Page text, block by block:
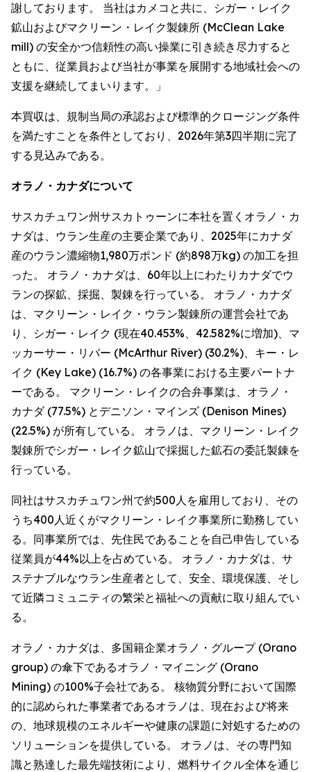
謝しております。 当社はカメコと共に、シガー・レイク
鉱山およびマクリーン・レイク製錬所 (McClean Lake
mill) の安全かつ信頼性の高い操業に引き続き尽力すると
ともに、従業員および当社が事業を展開する地域社会への
支援を継続してまいります。」
本買収は、規制当局の承認および標準的クロージング条件
を満たすことを条件としており、2026年第3四半期に完了
する見込みである。
オラノ・カナダについて
サスカチュワン州サスカトゥーンに本社を置くオラノ・カ
ナダは、ウラン生産の主要企業であり、2025年にカナダ
産のウラン濃縮物1,980万ポンド (約898万kg) の加工を担
った。 オラノ・カナダは、60年以上にわたりカナダでウ
ランの探鉱、採掘、製錬を行っている。 オラノ・カナダ
は、マクリーン・レイク・ウラン製錬所の運営会社であ
り、シガー・レイク (現在40.453%、42.582%に増加)、マ
ッカーサー・リバー (McArthur River) (30.2%)、キー・レ
イク (Key Lake) (16.7%) の各事業における主要パートナ
ーである。 マクリーン・レイクの合弁事業は、オラノ・
カナダ (77.5%) とデニソン・マインズ (Denison Mines)
(22.5%) が所有している。 オラノは、マクリーン・レイク
製錬所でシガー・レイク鉱山で採掘した鉱石の委託製錬を
行っている。
同社はサスカチュワン州で約500人を雇用しており、その
うち400人近くがマクリーン・レイク事業所に勤務してい
る。同事業所では、先住民であることを自己申告している
従業員が44%以上を占めている。 オラノ・カナダは、サ
ステナブルなウラン生産者として、安全、環境保護、そし
て近隣コミュニティの繁栄と福祉への貢献に取り組んでい
る。
オラノ・カナダは、多国籍企業オラノ・グループ (Orano
group) の傘下であるオラノ・マイニング (Orano
Mining) の100%子会社である。 核物質分野において国際
的に認められた事業者であるオラノは、現在および将来
の、地球規模のエネルギーや健康の課題に対処するための
ソリューションを提供している。 オラノは、その専門知
識と熟達した最先端技術により、燃料サイクル全体を通じ